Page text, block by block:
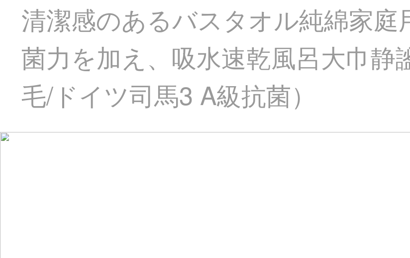
清潔感のあるバスタオル純綿家庭
菌力を加え、吸水速乾風呂大巾静
毛/ドイツ司馬3 A級抗菌）